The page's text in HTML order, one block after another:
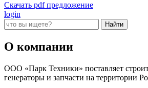
Скачать pdf предложение
login
О компании
ООО «Парк Техники» поставляет
генераторы и запчасти на территории